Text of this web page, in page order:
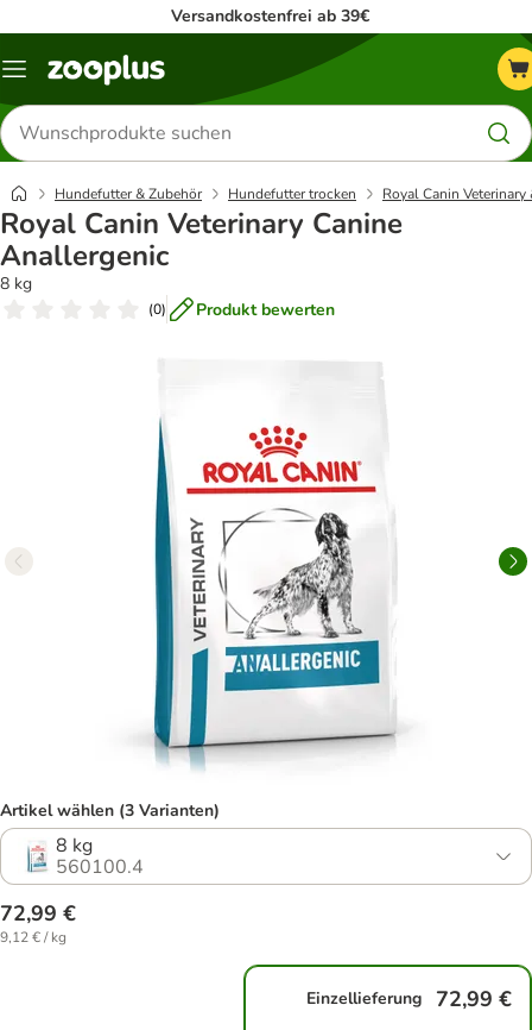
Versandkostenfrei ab 39€
Menü
Produkte
suchen
Hundefutter & Zubehör Hundefutter trocken Royal Canin Veterinary
Royal Canin Veterinary Canine
Anallergenic
8 kg
(0) Produkt bewerten
Artikel wählen (3 Varianten)
8 kg
560100.4
72,99 €
9,12 € / kg
Einzellieferung 72,99 €